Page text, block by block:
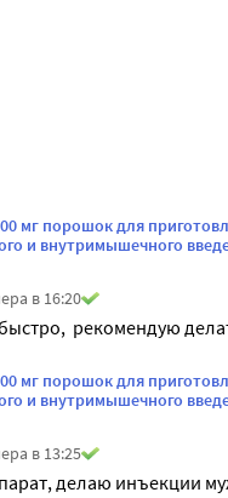
мг порошок для
и внутримышечного
в 16:20
рекомендую
мг порошок для
и внутримышечного
в 13:25
делаю инъекции